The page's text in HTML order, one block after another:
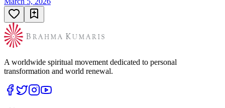
A worldwide spiritual movement dedicated to personal
transformation and world renewal.